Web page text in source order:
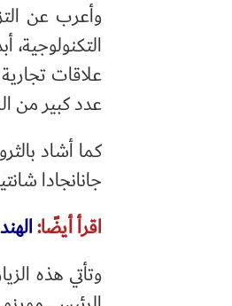
وأعرب عن
التكنولوجية،
علاقات
عدد كبير من
كما أشاد
جانانجادا
اقرأ أيضًا:
وتأتي هذه